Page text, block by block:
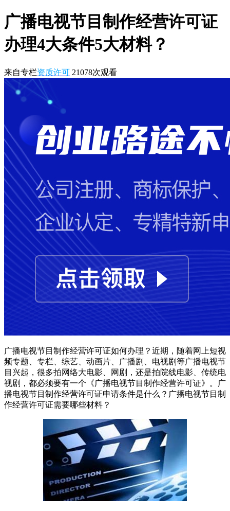
广播电视节目制作经营许可证
办理4大条件5大材料？
来自专栏资质许可 21078次观看
广播电视节目制作经营许可证如何办理？近期，随着网上短视
频专题、专栏、综艺、动画片、广播剧、电视剧等广播电视节
目兴起，很多拍网络大电影、网剧，还是拍院线电影、传统电
视剧，都必须要有一个《广播电视节目制作经营许可证》。广
播电视节目制作经营许可证申请条件是什么？广播电视节目制
作经营许可证需要哪些材料？